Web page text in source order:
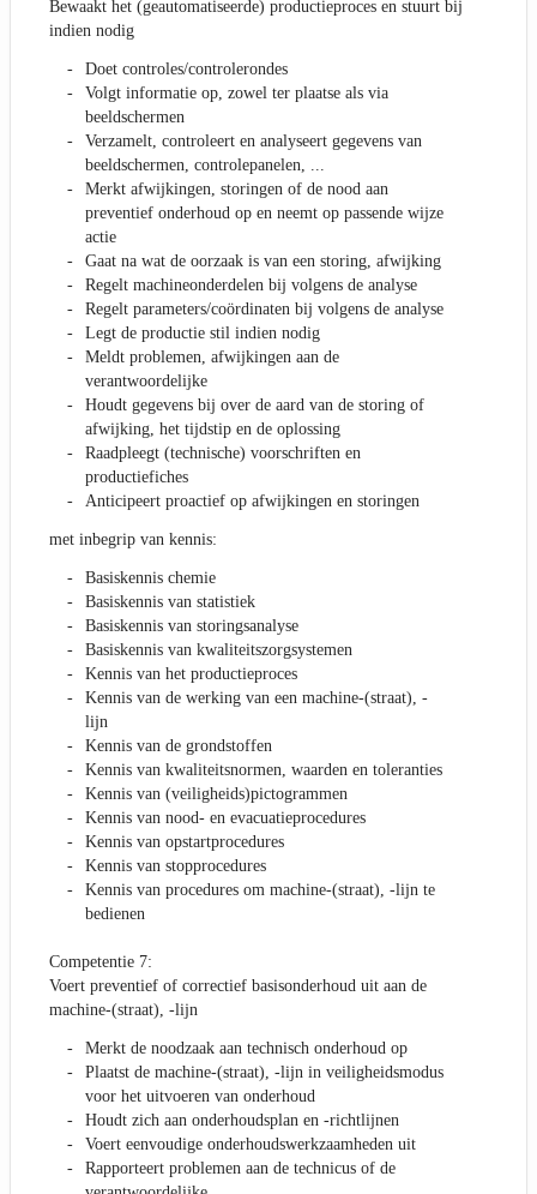
Bewaakt het (geautomatiseerde) productieproces en stuurt bij
indien nodig
Doet controles/controlerondes
Volgt informatie op, zowel ter plaatse als via
beeldschermen
Verzamelt, controleert en analyseert gegevens van
beeldschermen, controlepanelen, ...
Merkt afwijkingen, storingen of de nood aan
preventief onderhoud op en neemt op passende wijze
actie
Gaat na wat de oorzaak is van een storing, afwijking
Regelt machineonderdelen bij volgens de analyse
Regelt parameters/coördinaten bij volgens de analyse
Legt de productie stil indien nodig
Meldt problemen, afwijkingen aan de
verantwoordelijke
Houdt gegevens bij over de aard van de storing of
afwijking, het tijdstip en de oplossing
Raadpleegt (technische) voorschriften en
productiefiches
Anticipeert proactief op afwijkingen en storingen
met inbegrip van kennis:
Basiskennis chemie
Basiskennis van statistiek
Basiskennis van storingsanalyse
Basiskennis van kwaliteitszorgsystemen
Kennis van het productieproces
Kennis van de werking van een machine-(straat), -
lijn
Kennis van de grondstoffen
Kennis van kwaliteitsnormen, waarden en toleranties
Kennis van (veiligheids)pictogrammen
Kennis van nood- en evacuatieprocedures
Kennis van opstartprocedures
Kennis van stopprocedures
Kennis van procedures om machine-(straat), -lijn te
bedienen
Competentie 7:
Voert preventief of correctief basisonderhoud uit aan de
machine-(straat), -lijn
Merkt de noodzaak aan technisch onderhoud op
Plaatst de machine-(straat), -lijn in veiligheidsmodus
voor het uitvoeren van onderhoud
Houdt zich aan onderhoudsplan en -richtlijnen
Voert eenvoudige onderhoudswerkzaamheden uit
Rapporteert problemen aan de technicus of de